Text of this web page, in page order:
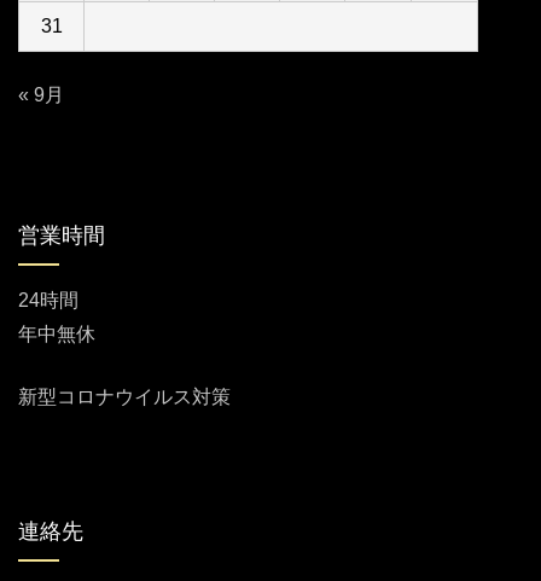
31
« 9月
営業時間
24時間
年中無休
新型コロナウイルス対策
連絡先